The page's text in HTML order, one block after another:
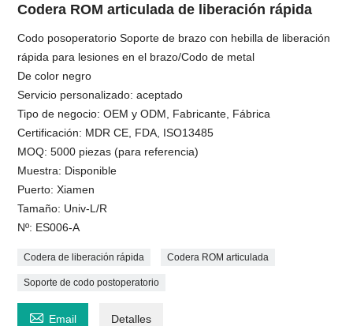
Codera ROM articulada de liberación rápida
Codo posoperatorio Soporte de brazo con hebilla de liberación
rápida para lesiones en el brazo/Codo de metal
De color negro
Servicio personalizado: aceptado
Tipo de negocio: OEM y ODM, Fabricante, Fábrica
Certificación: MDR CE, FDA, ISO13485
MOQ: 5000 piezas (para referencia)
Muestra: Disponible
Puerto: Xiamen
Tamaño: Univ-L/R
Nº: ES006-A
Codera de liberación rápida Codera ROM articulada
Soporte de codo postoperatorio
 Email Detalles